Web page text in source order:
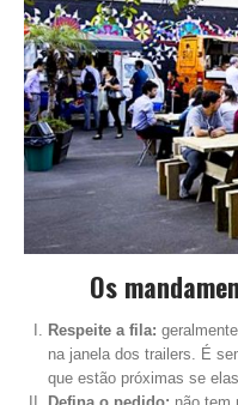
Os
Respeite a fila:
na janela dos trailers. É
que estão próximas se